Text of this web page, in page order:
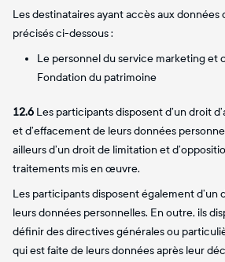
Les destinataires ayant accès aux données
précisés ci-dessous :
Le personnel du service marketing et
Fondation du patrimoine
12.6 Les participants disposent d’un droit
et d’effacement de leurs données
ailleurs d’un droit de limitation et
traitements mis en œuvre.
Les participants disposent également d’un
leurs données personnelles. En outre, ils
définir des directives générales ou
qui est faite de leurs données après leur